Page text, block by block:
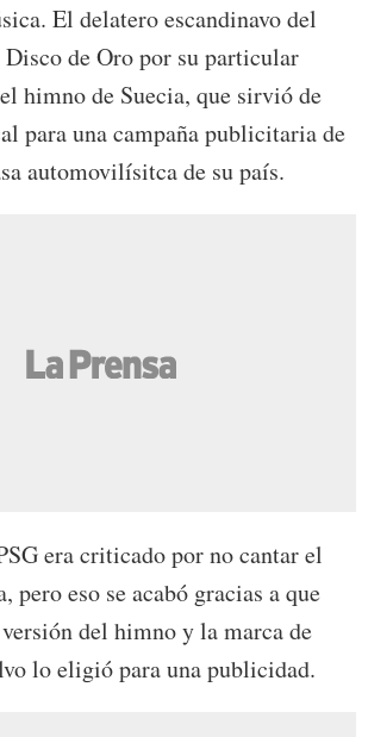
El delatero escandinavo del
de Oro por su particular
himno de Suecia, que sirvió de
para una campaña publicitaria de
automovilísitca de su país.
era criticado por no cantar el
pero eso se acabó gracias a que
del himno y la marca de
lo eligió para una publicidad.